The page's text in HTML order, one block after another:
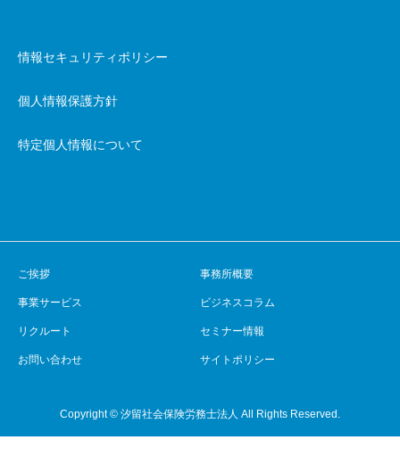
情報セキュリティポリシー
個人情報保護方針
特定個人情報について
ご挨拶 事務所概要
事業サービス ビジネスコラム
リクルート セミナー情報
お問い合わせ サイトポリシー
Copyright © 汐留社会保険労務士法人 All Rights Reserved.